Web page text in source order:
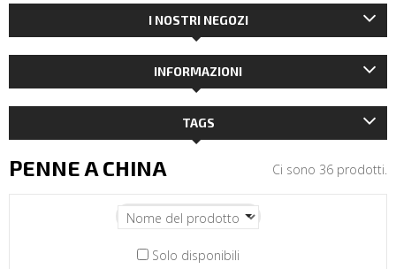
I NOSTRI NEGOZI
INFORMAZIONI
TAGS
PENNE A CHINA Ci sono 36 prodotti.
Solo disponibili